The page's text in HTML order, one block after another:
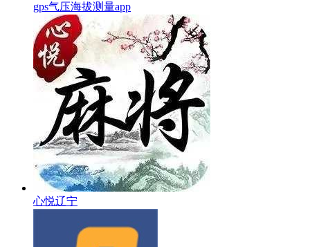
gps气压海拔测量app
心悦辽宁